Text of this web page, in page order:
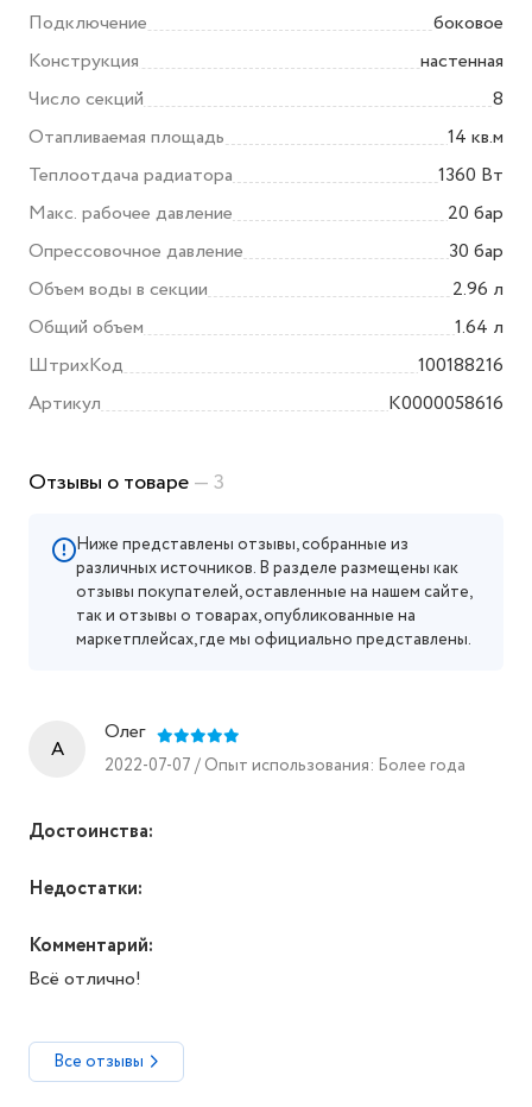
Подключение
боковое
Конструкция
настенная
Число секций
8
Отапливаемая площадь
14 кв.м
Теплоотдача радиатора
1360 Вт
Макс. рабочее давление
20 бар
Опрессовочное давление
30 бар
Объем воды в секции
2.96 л
Общий объем
1.64 л
ШтрихКод
100188216
Артикул
K0000058616
Отзывы о товаре— 3
Ниже представлены отзывы, собранные из
различных источников. В разделе размещены как
отзывы покупателей, оставленные на нашем сайте,
так и отзывы о товарах, опубликованные на
маркетплейсах, где мы официально представлены.
A
Олег
2022-07-07 / Опыт использования: Более года
Достоинства:
Недостатки:
Комментарий:
Всё отлично!
Все отзывы